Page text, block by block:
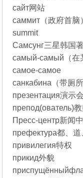
сайт网站
саммит（政府首脑
summit
Самсунг三星韩国
самый-самый（在
самое-самое
санкабина（带厕
презентация演示
препод(ователь)
Пресс-центр新闻
префектура都、道
привилегия特权
прикид外貌